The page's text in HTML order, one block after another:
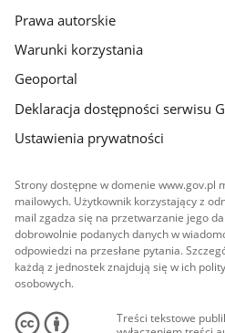
Prawa autorskie
Warunki korzystania
Geoportal
Deklaracja dostępności serwisu
Ustawienia prywatności
Strony dostępne w domenie www.gov.pl
mailowych. Użytkownik korzystający z
mail zgadza się na przetwarzanie jego
dobrowolnie podanych danych w
odpowiedzi na przesłane pytania.
każdą z jednostek znajdują się w ich
osobowych.
Treści tekstowe